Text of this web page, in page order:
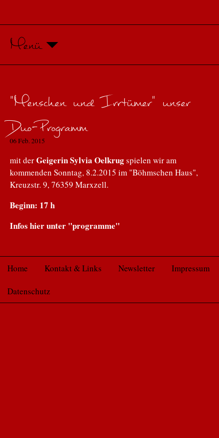
Menü
"Menschen und Irrtümer" unser
Duo-Programm
06 Feb. 2015
mit derGeigerin Sylvia Oelkrugspielen wir am
kommenden Sonntag, 8.2.2015 im "Böhmschen Haus",
Kreuzstr. 9, 76359 Marxzell.
Beginn: 17 h
Infos hier unter "programme"
Home Kontakt & Links Newsletter Impressum
Datenschutz